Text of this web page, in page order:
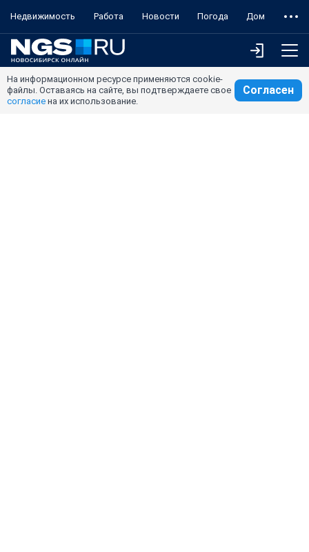
Недвижимость Работа Новости Погода Дом
На информационном ресурсе применяются cookie-
файлы. Оставаясь на сайте, вы подтверждаете свое
согласие на их использование.
Согласен